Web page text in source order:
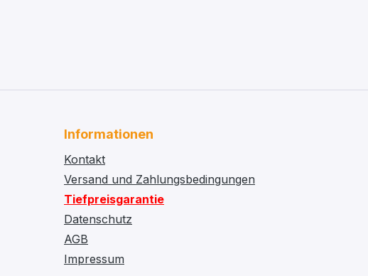
Informationen
Kontakt
Versand und Zahlungsbedingungen
Tiefpreisgarantie
Datenschutz
AGB
Impressum